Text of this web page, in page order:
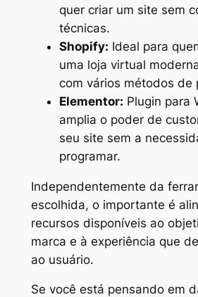
quer criar um site sem
técnicas.
Shopify: Ideal para
uma loja virtual
com vários métodos de
Elementor: Plugin para
amplia o poder de
seu site sem a
programar.
Independentemente da
escolhida, o importante é
recursos disponíveis ao
marca e à experiência que
ao usuário.
Se você está pensando em